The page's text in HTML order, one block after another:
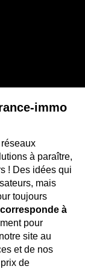
immo
à paraître,
! Des idées qui
mais
toujours
à
pour
site au
et de nos
de